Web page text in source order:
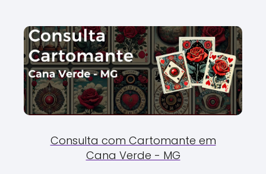
Consulta com Cartomante em
Cana Verde - MG